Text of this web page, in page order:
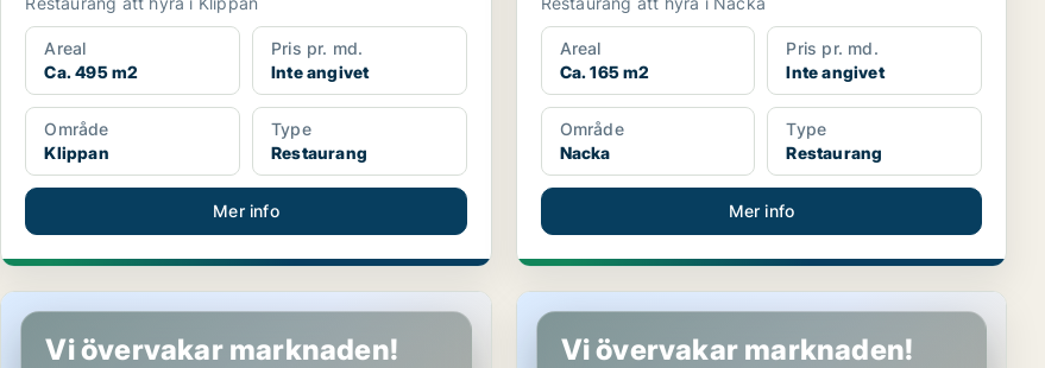
Areal
Ca. 495 m2
Pris pr. md.
Inte angivet
Område
Klippan
Type
Restaurang
Mer info
Areal
Ca. 165 m2
Pris pr. md.
Inte angivet
Område
Nacka
Type
Restaurang
Mer info
Restaurang i Västerås
Vi övervakar marknaden!
Restaurang i Höganäs
Vi övervakar marknaden!